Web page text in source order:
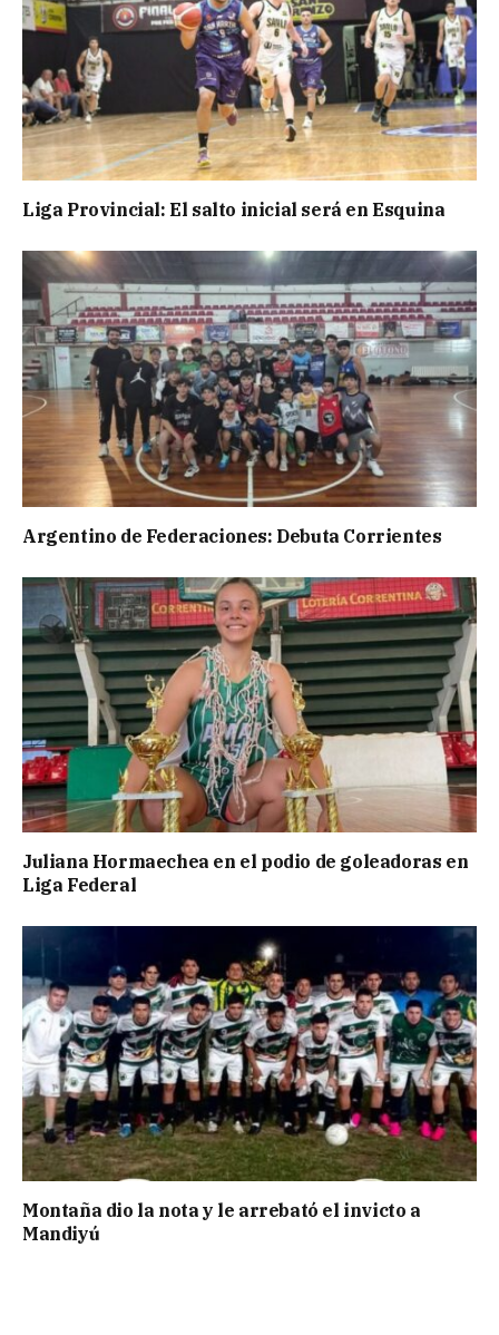
Liga Provincial: El salto inicial será en Esquina
Argentino de Federaciones: Debuta Corrientes
Juliana Hormaechea en el podio de goleadoras en
Liga Federal
Montaña dio la nota y le arrebató el invicto a
Mandiyú